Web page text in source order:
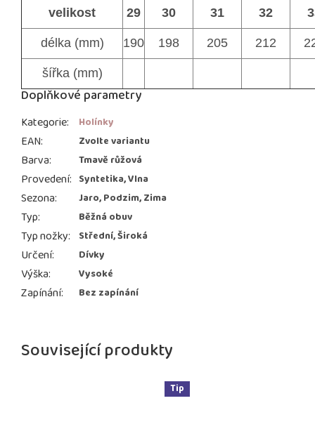
Související produkty
Tip
velikost 29 30 31 32
délka (mm) 190 198 205 212
šířka (mm)
Doplňkové parametry
Kategorie: Holínky
EAN: Zvolte variantu
Barva: Tmavě růžová
Provedení: Syntetika, Vlna
Sezona: Jaro, Podzim, Zima
Typ: Běžná obuv
Typ nožky: Střední, Široká
Určení: Dívky
Výška: Vysoké
Zapínání: Bez zapínání